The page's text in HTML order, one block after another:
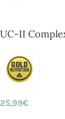
UC-II
25,99€